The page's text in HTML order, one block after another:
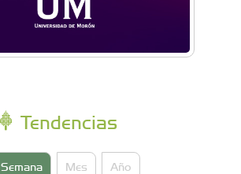
Tendencias
Semana Mes Año